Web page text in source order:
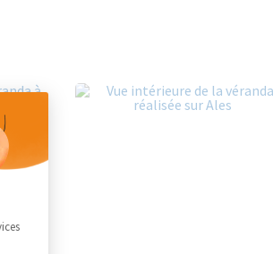
: Personnalisez vos Options